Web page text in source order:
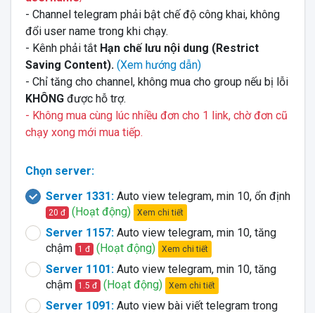
- Channel telegram phải bật chế độ công khai, không
đổi user name trong khi chạy.
- Kênh phải tắt Hạn chế lưu nội dung (Restrict
Saving Content). (Xem hướng dẫn)
- Chỉ tăng cho channel, không mua cho group nếu bị lỗi
KHÔNGđược hỗ trợ.
- Không mua cùng lúc nhiều đơn cho 1 link, chờ đơn cũ
chạy xong mới mua tiếp.
Chọn server:
Server 1331:Auto view telegram, min 10, ổn định
20 đ (Hoạt động) Xem chi tiết
Server 1157:Auto view telegram, min 10, tăng
chậm
1 đ (Hoạt động) Xem chi tiết
Server 1101:Auto view telegram, min 10, tăng
chậm
1.5 đ (Hoạt động) Xem chi tiết
Server 1091:Auto view bài viết telegram trong